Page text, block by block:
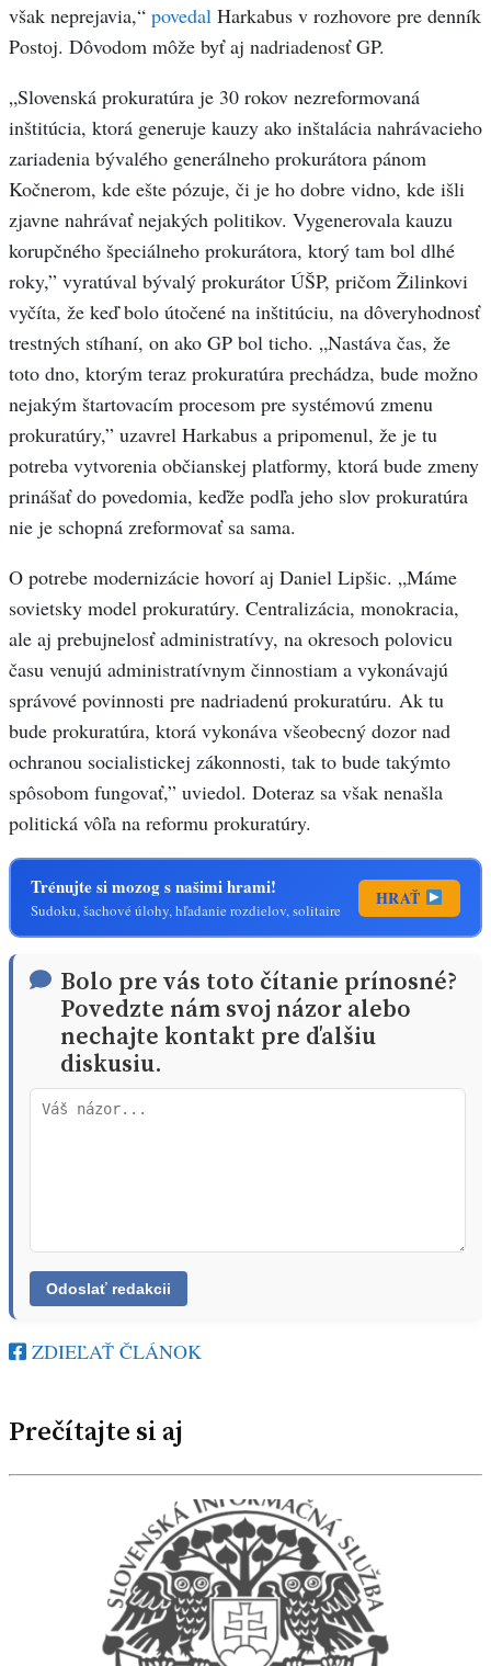
však neprejavia,“ povedal Harkabus v rozhovore pre denník
Postoj. Dôvodom môže byť aj nadriadenosť GP.
„Slovenská prokuratúra je 30 rokov nezreformovaná
inštitúcia, ktorá generuje kauzy ako inštalácia nahrávacieho
zariadenia bývalého generálneho prokurátora pánom
Kočnerom, kde ešte pózuje, či je ho dobre vidno, kde išli
zjavne nahrávať nejakých politikov. Vygenerovala kauzu
korupčného špeciálneho prokurátora, ktorý tam bol dlhé
roky,” vyratúval bývalý prokurátor ÚŠP, pričom Žilinkovi
vyčíta, že keď bolo útočené na inštitúciu, na dôveryhodnosť
trestných stíhaní, on ako GP bol ticho. „Nastáva čas, že
toto dno, ktorým teraz prokuratúra prechádza, bude možno
nejakým štartovacím procesom pre systémovú zmenu
prokuratúry,” uzavrel Harkabus a pripomenul, že je tu
potreba vytvorenia občianskej platformy, ktorá bude zmeny
prinášať do povedomia, keďže podľa jeho slov prokuratúra
nie je schopná zreformovať sa sama.
O potrebe modernizácie hovorí aj Daniel Lipšic. „Máme
sovietsky model prokuratúry. Centralizácia, monokracia,
ale aj prebujnelosť administratívy, na okresoch polovicu
času venujú administratívnym činnostiam a vykonávajú
správové povinnosti pre nadriadenú prokuratúru. Ak tu
bude prokuratúra, ktorá vykonáva všeobecný dozor nad
ochranou socialistickej zákonnosti, tak to bude takýmto
spôsobom fungovať,” uviedol. Doteraz sa však nenašla
politická vôľa na reformu prokuratúry.
Trénujte si mozog s našimi hrami!
Sudoku, šachové úlohy, hľadanie rozdielov, solitaire
HRAŤ
Bolo pre vás toto čítanie prínosné?
Povedzte nám svoj názor alebo
nechajte kontakt pre ďalšiu
diskusiu.
ZDIEĽAŤ ČLÁNOK
Prečítajte si aj